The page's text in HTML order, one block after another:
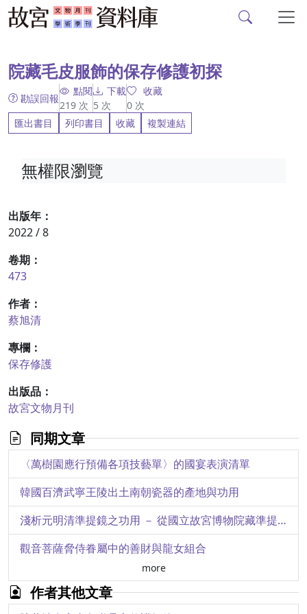
院藏毛皮服飾的保存修護初探
勘誤回報
點閱
219 次
下載
5 次
收藏
0 次
匯出書目
列印書目 收藏 複製連結
出版年：
2022 / 8
卷期：
473
作者：
蔡旭清
專欄：
保存修護
出版品：
故宮文物月刊
同期文章
〈萬樹園應行預備各項技藝單〉的國宴表演清單
韓國百濟武寧王陵出土南朝瓷器的產地與功用
淺析元明清準提鏡之功用 － 從國立故宮博物院藏準提鏡談起
觀音菩薩脅侍眷屬中的善財與龍女組合
「《法華經》及其美術」特展簡介
「開山撫番」 － 清帝國與臺灣原住民族
more
作者其他文章
無權限瀏覽